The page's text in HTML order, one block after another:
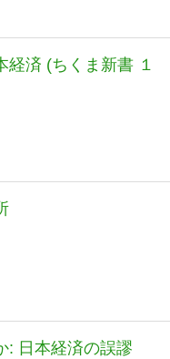
経済 (ちくま新書 １
: 日本経済の誤謬